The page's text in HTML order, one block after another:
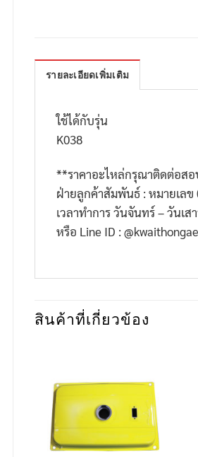
รายละเอียดเพิ่มเติม
ใช้ได้กับรุ่น
K038
**ราคาอะไหล่กรุณาติดต่อส
ฝ่ายลูกค้าสัมพันธ์ : หมายเลข
เวลาทำการ วันจันทร์ – วันเสา
หรือ Line ID :
สินค้าที่เกี่ยวข้อง